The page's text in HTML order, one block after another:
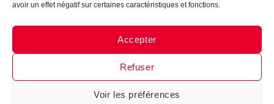
avoir un effet négatif sur certaines caractéristiques et fonctions.
Accepter
Refuser
Voir les préférences
Messenger · Instagram